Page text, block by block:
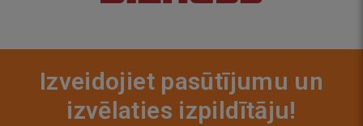
Izveidojiet pasūtījumu un
izvēlaties izpildītāju!